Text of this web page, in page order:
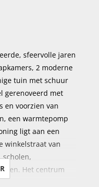
sfeervolle jaren
2 moderne
tuin met schuur
gerenoveerd met
en voorzien van
een warmtepomp
ligt aan een
winkelstraat van
scholen,
Het centrum
16 min. per